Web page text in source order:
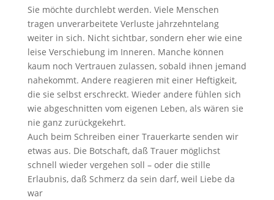
Sie möchte durchlebt werden. Viele Menschen
tragen unverarbeitete Verluste jahrzehntelang
weiter in sich. Nicht sichtbar, sondern eher wie eine
leise Verschiebung im Inneren. Manche können
kaum noch Vertrauen zulassen, sobald ihnen jemand
nahekommt. Andere reagieren mit einer Heftigkeit,
die sie selbst erschreckt. Wieder andere fühlen sich
wie abgeschnitten vom eigenen Leben, als wären sie
nie ganz zurückgekehrt.
Auch beim Schreiben einer Trauerkarte senden wir
etwas aus. Die Botschaft, daß Trauer möglichst
schnell wieder vergehen soll – oder die stille
Erlaubnis, daß Schmerz da sein darf, weil Liebe da
war